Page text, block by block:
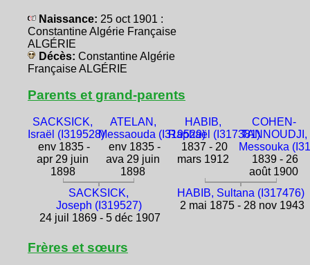
Naissance: 25 oct 1901 :
Constantine Algérie Française
ALGÉRIE
Décès: Constantine Algérie
Française ALGÉRIE
Parents et grand-parents
SACKSICK,
Israël (I319528)
env 1835 -
apr 29 juin
1898
ATELAN,
Messaouda (I319529)
env 1835 -
ava 29 juin
1898
HABIB,
Raphaël (I317381)
1837 - 20
mars 1912
COHEN-
TANNOUDJI,
Messouka
1839 - 26
août 1900
SACKSICK,
Joseph (I319527)
24 juil 1869 - 5 déc 1907
HABIB, Sultana (I317476)
2 mai 1875 - 28 nov 1943
Frères et sœurs